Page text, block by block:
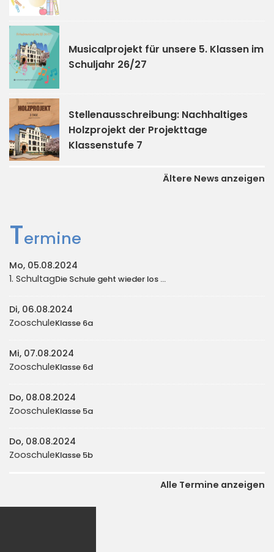
Musicalprojekt für unsere 5. Klassen im
Schuljahr 26/27
Stellenausschreibung: Nachhaltiges
Holzprojekt der Projekttage
Klassenstufe 7
Ältere News anzeigen
Termine
Mo, 05.08.2024
1. SchultagDie Schule geht wieder los ...
Di, 06.08.2024
ZooschuleKlasse 6a
Mi, 07.08.2024
ZooschuleKlasse 6d
Do, 08.08.2024
ZooschuleKlasse 5a
Do, 08.08.2024
ZooschuleKlasse 5b
Alle Termine anzeigen